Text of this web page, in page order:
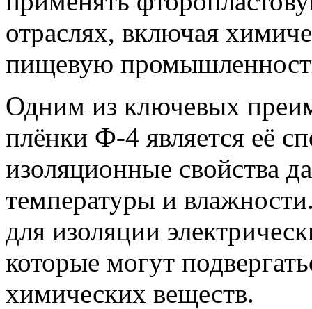
отраслях, включая
пищевую
Одним из ключевых
плёнки Ф-4 является её
изоляционные свойства
температуры и
для изоляции
которые могут
химических веществ.